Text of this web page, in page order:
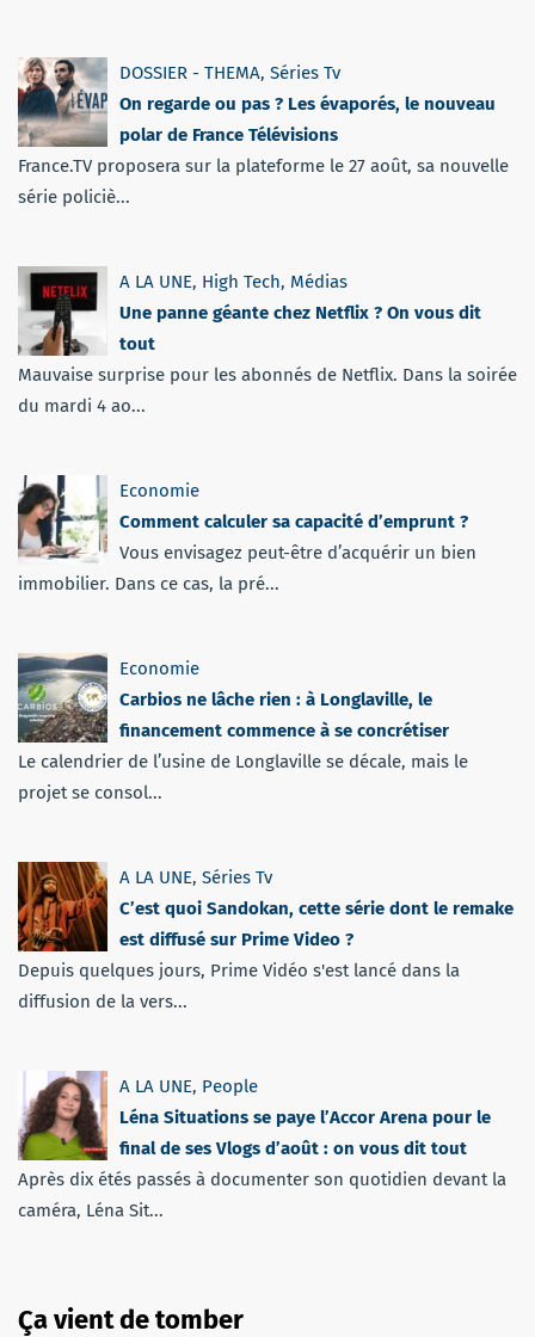
DOSSIER - THEMA, Séries Tv
On regarde ou pas ? Les évaporés, le nouveau
polar de France Télévisions
France.TV proposera sur la plateforme le 27 août, sa nouvelle
série policiè...
A LA UNE, High Tech, Médias
Une panne géante chez Netflix ? On vous dit
tout
Mauvaise surprise pour les abonnés de Netflix. Dans la soirée
du mardi 4 ao...
Economie
Comment calculer sa capacité d’emprunt ?
Vous envisagez peut-être d’acquérir un bien
immobilier. Dans ce cas, la pré...
Economie
Carbios ne lâche rien : à Longlaville, le
financement commence à se concrétiser
Le calendrier de l’usine de Longlaville se décale, mais le
projet se consol...
A LA UNE, Séries Tv
C’est quoi Sandokan, cette série dont le remake
est diffusé sur Prime Video ?
Depuis quelques jours, Prime Vidéo s'est lancé dans la
diffusion de la vers...
A LA UNE, People
Léna Situations se paye l’Accor Arena pour le
final de ses Vlogs d’août : on vous dit tout
Après dix étés passés à documenter son quotidien devant la
caméra, Léna Sit...
Ça vient de tomber